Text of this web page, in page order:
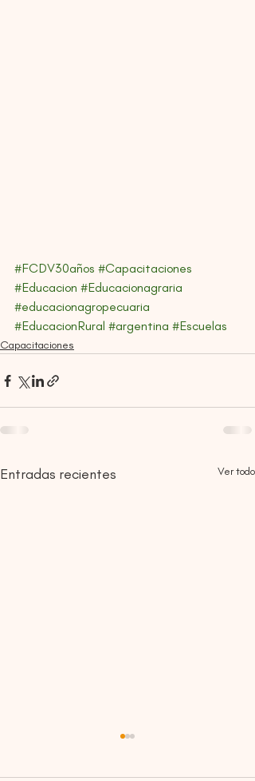
#FCDV30años #Capacitaciones
#Educacion #Educacionagraria
#educacionagropecuaria
#EducacionRural #argentina #Escuelas
Capacitaciones
Entradas recientes Ver todo